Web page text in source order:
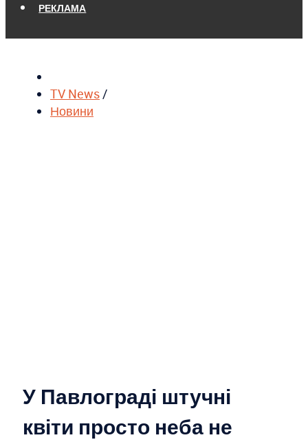
РЕКЛАМА
TV News/
Новини
У Павлограді штучні
квіти просто неба не